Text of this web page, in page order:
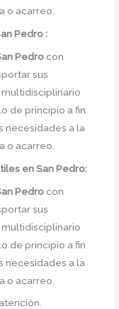
o acarreo.
Pedro :
Pedro con
sus
de principio a fin
necesidades a la
o acarreo.
en San Pedro:
Pedro con
sus
de principio a fin
necesidades a la
o acarreo.